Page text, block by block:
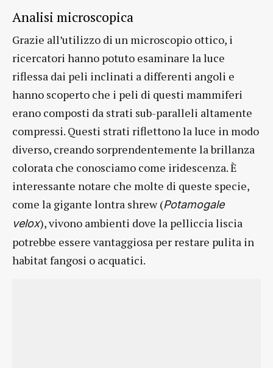
Analisi microscopica
Grazie all’utilizzo di un microscopio ottico, i
ricercatori hanno potuto esaminare la luce
riflessa dai peli inclinati a differenti angoli e
hanno scoperto che i peli di questi mammiferi
erano composti da strati sub-paralleli altamente
compressi. Questi strati riflettono la luce in modo
diverso, creando sorprendentemente la brillanza
colorata che conosciamo come iridescenza. È
interessante notare che molte di queste specie,
come la gigante lontra shrew (Potamogale
velox), vivono ambienti dove la pelliccia liscia
potrebbe essere vantaggiosa per restare pulita in
habitat fangosi o acquatici.